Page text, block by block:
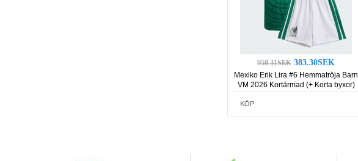
958.31SEK 383.30SEK
Mexiko Erik Lira #6 Hemmatröja Barn
VM 2026 Kortärmad (+ Korta byxor)
KÖP